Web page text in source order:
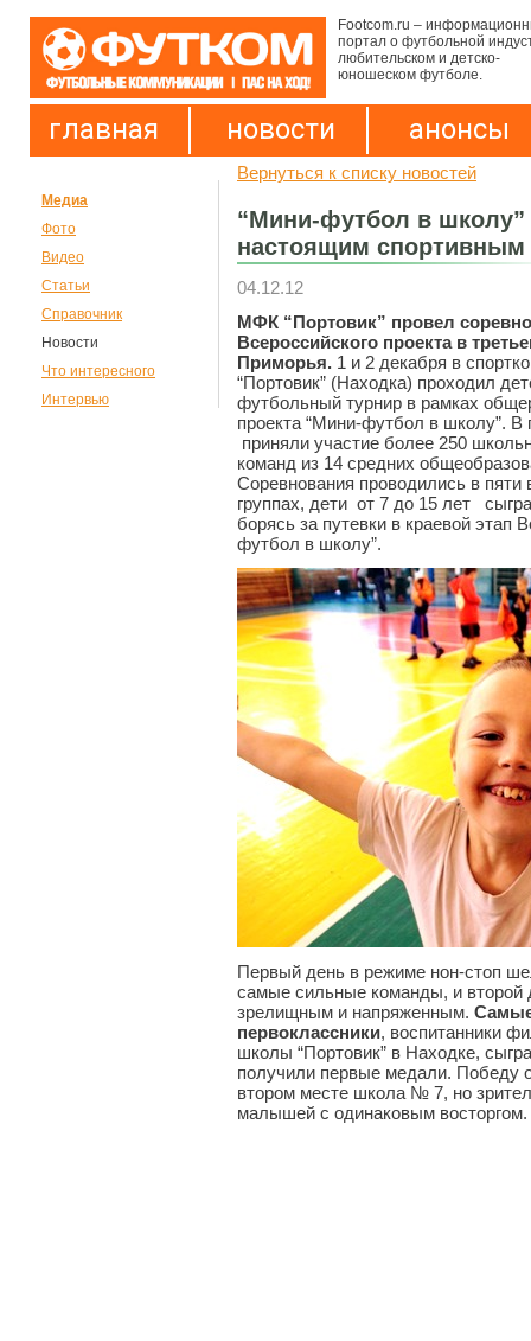
Footcom.ru –
портал о футбольной
любительском и детско-
юношеском футболе.
главная новости анонсы
Медиа
Фото
Видео
Статьи
Справочник
Новости
Что интересного
Интервью
Вернуться к списку новостей
“Мини-футбол в школу”
настоящим спортивным
04.12.12
МФК “Портовик” провел
Всероссийского проекта в
Приморья. 1 и 2 декабря в
“Портовик” (Находка) проходил
футбольный турнир в рамках
проекта “Мини-футбол в школу”. В
приняли участие более 250
команд из 14 средних
Соревнования проводились в пяти
группах, дети от 7 до 15 лет
борясь за путевки в краевой этап
футбол в школу”.
Первый день в режиме нон-стоп
самые сильные команды, и второй
зрелищным и напряженным.
первоклассники, воспитанники
школы “Портовик” в Находке,
получили первые медали.
втором месте школа № 7, но
малышей с одинаковым восторгом.